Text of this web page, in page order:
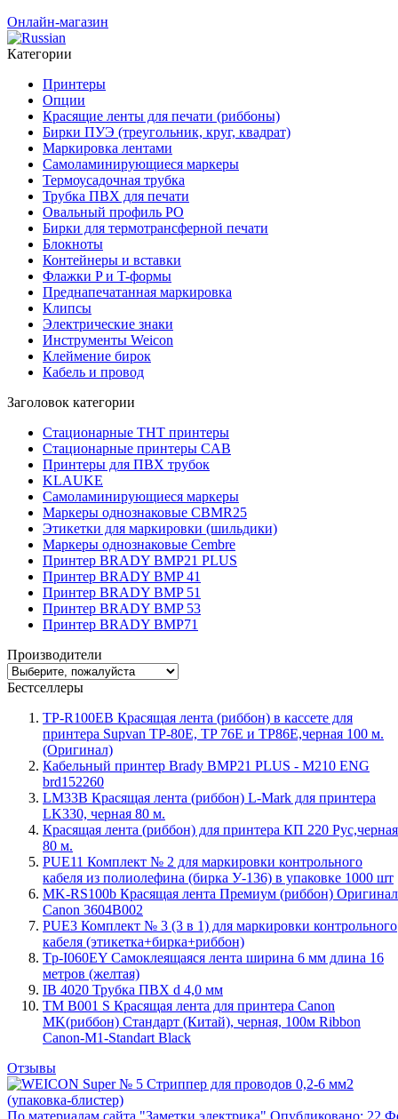
Онлайн-магазин
Категории
Принтеры
Опции
Красящие ленты для печати (риббоны)
Бирки ПУЭ (треугольник, круг, квадрат)
Маркировка лентами
Самоламинирующиеся маркеры
Термоусадочная трубка
Трубка ПВХ для печати
Овальный профиль PO
Бирки для термотрансферной печати
Блокноты
Контейнеры и вставки
Флажки P и T-формы
Преднапечатанная маркировка
Клипсы
Электрические знаки
Инструменты Weicon
Клеймение бирок
Кабель и провод
Заголовок категории
Стационарные THT принтеры
Стационарные принтеры CAB
Принтеры для ПВХ трубок
KLAUKE
Самоламинирующиеся маркеры
Маркеры однознаковые CBMR25
Этикетки для маркировки (шильдики)
Маркеры однознаковые Cembre
Принтер BRADY BMP21 PLUS
Принтер BRADY BMP 41
Принтер BRADY BMP 51
Принтер BRADY BMP 53
Принтер BRADY BMP71
Производители
Бестселлеры
TP-R100EB Красящая лента (риббон) в кассете для
принтера Supvan TP-80E, TP 76E и TP86E,черная 100 м.
(Оригинал)
Кабельный принтер Brady BMP21 PLUS - M210 ENG
brd152260
LM33B Красящая лента (риббон) L-Mark для принтера
LK330, черная 80 м.
Красящая лента (риббон) для принтера КП 220 Рус,черная
80 м.
PUE11 Комплект № 2 для маркировки контрольного
кабеля из полиолефина (бирка У-136) в упаковке 1000 шт
MK-RS100b Красящая лента Премиум (риббон) Оригинал
Canon 3604B002
PUE3 Комплект № 3 (3 в 1) для маркировки контрольного
кабеля (этикетка+бирка+риббон)
Tp-I060EY Самоклеящаяся лента ширина 6 мм длина 16
метров (желтая)
IB 4020 Трубка ПВХ d 4,0 мм
TM B001 S Красящая лента для принтера Canon
MK(риббон) Стандарт (Китай), черная, 100м Ribbon
Canon-M1-Standart Black
Отзывы
По материалам сайта "Заметки электрика" Опубликовано: 22